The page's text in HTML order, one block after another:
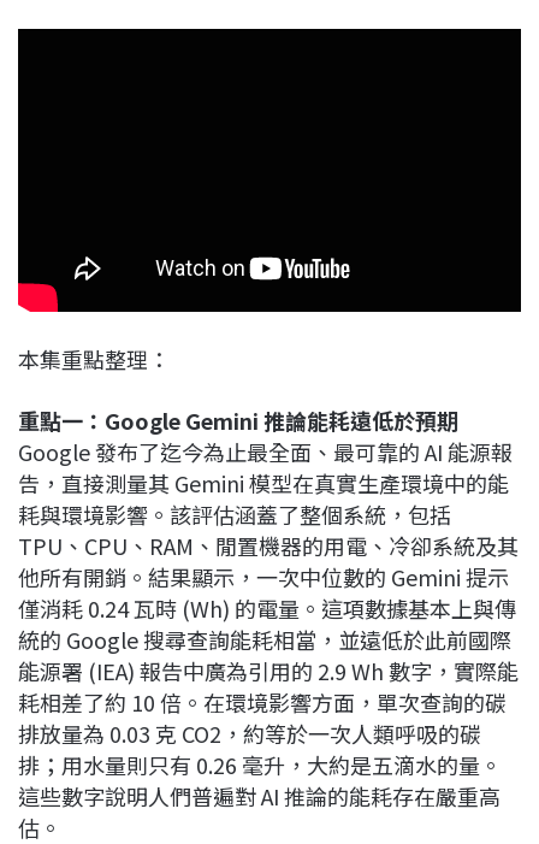
本集重點整理：
重點一：Google Gemini 推論能耗遠低於預期
Google 發布了迄今為止最全面、最可靠的 AI 能源報
告，直接測量其 Gemini 模型在真實生產環境中的能
耗與環境影響。該評估涵蓋了整個系統，包括
TPU、CPU、RAM、閒置機器的用電、冷卻系統及其
他所有開銷。結果顯示，一次中位數的 Gemini 提示
僅消耗 0.24 瓦時 (Wh) 的電量。這項數據基本上與傳
統的 Google 搜尋查詢能耗相當，並遠低於此前國際
能源署 (IEA) 報告中廣為引用的 2.9 Wh 數字，實際能
耗相差了約 10 倍。在環境影響方面，單次查詢的碳
排放量為 0.03 克 CO2，約等於一次人類呼吸的碳
排；用水量則只有 0.26 毫升，大約是五滴水的量。
這些數字說明人們普遍對 AI 推論的能耗存在嚴重高
估。